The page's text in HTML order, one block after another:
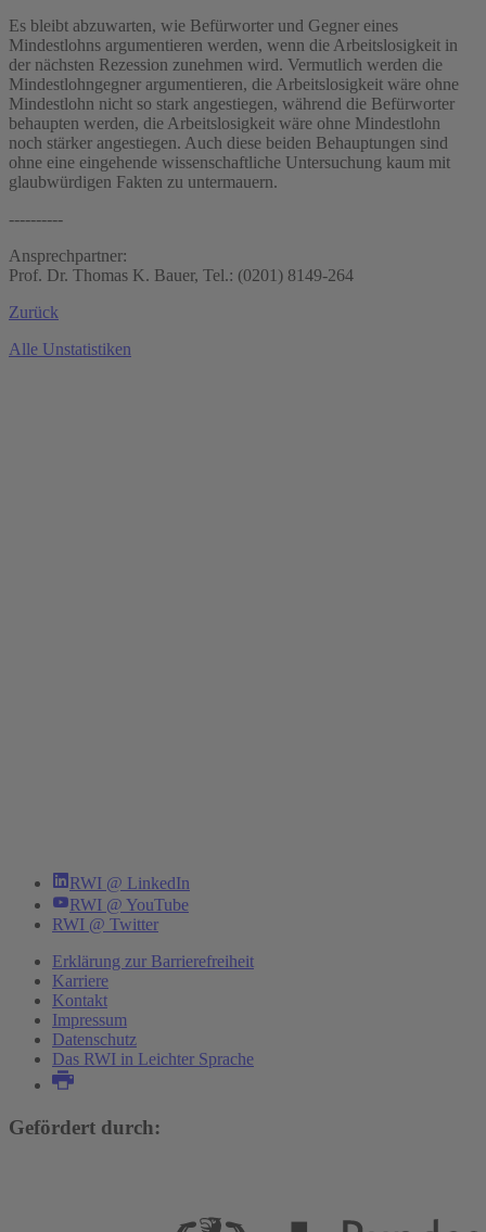
Es bleibt abzuwarten, wie Befürworter und Gegner eines
Mindestlohns argumentieren werden, wenn die Arbeitslosigkeit in
der nächsten Rezession zunehmen wird. Vermutlich werden die
Mindestlohngegner argumentieren, die Arbeitslosigkeit wäre ohne
Mindestlohn nicht so stark angestiegen, während die Befürworter
behaupten werden, die Arbeitslosigkeit wäre ohne Mindestlohn
noch stärker angestiegen. Auch diese beiden Behauptungen sind
ohne eine eingehende wissenschaftliche Untersuchung kaum mit
glaubwürdigen Fakten zu untermauern.
----------
Ansprechpartner:
Prof. Dr. Thomas K. Bauer, Tel.: (0201) 8149-264
Zurück
Alle Unstatistiken
RWI @ LinkedIn
RWI @ YouTube
RWI @ Twitter
Erklärung zur Barrierefreiheit
Karriere
Kontakt
Impressum
Datenschutz
Das RWI in Leichter Sprache
Gefördert durch: